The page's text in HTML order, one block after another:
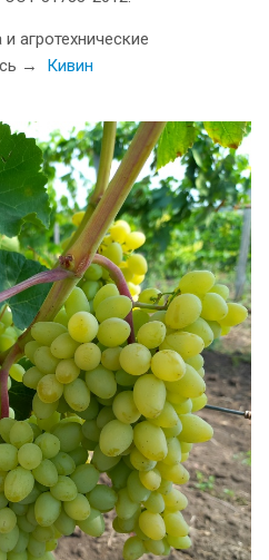
агротехнические
→ Кивин